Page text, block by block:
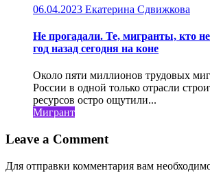
06.04.2023 Екатерина Сдвижкова
Не прогадали. Те, мигранты, кто
год назад сегодня на коне
Около пяти миллионов трудовых
России в одной только отрасли
ресурсов остро ощутили...
Мигрант
Leave a Comment
Для отправки комментария вам